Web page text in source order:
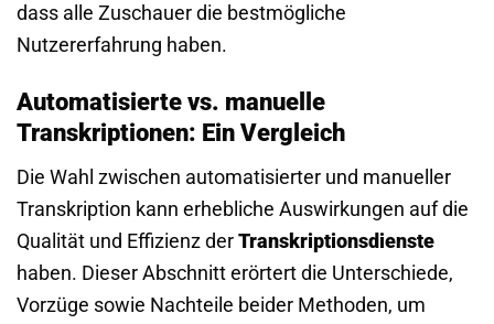
dass alle Zuschauer die bestmögliche
Nutzererfahrung haben.
Automatisierte vs. manuelle
Transkriptionen: Ein Vergleich
Die Wahl zwischen automatisierter und manueller
Transkription kann erhebliche Auswirkungen auf die
Qualität und Effizienz derTranskriptionsdienste
haben. Dieser Abschnitt erörtert die Unterschiede,
Vorzüge sowie Nachteile beider Methoden, um